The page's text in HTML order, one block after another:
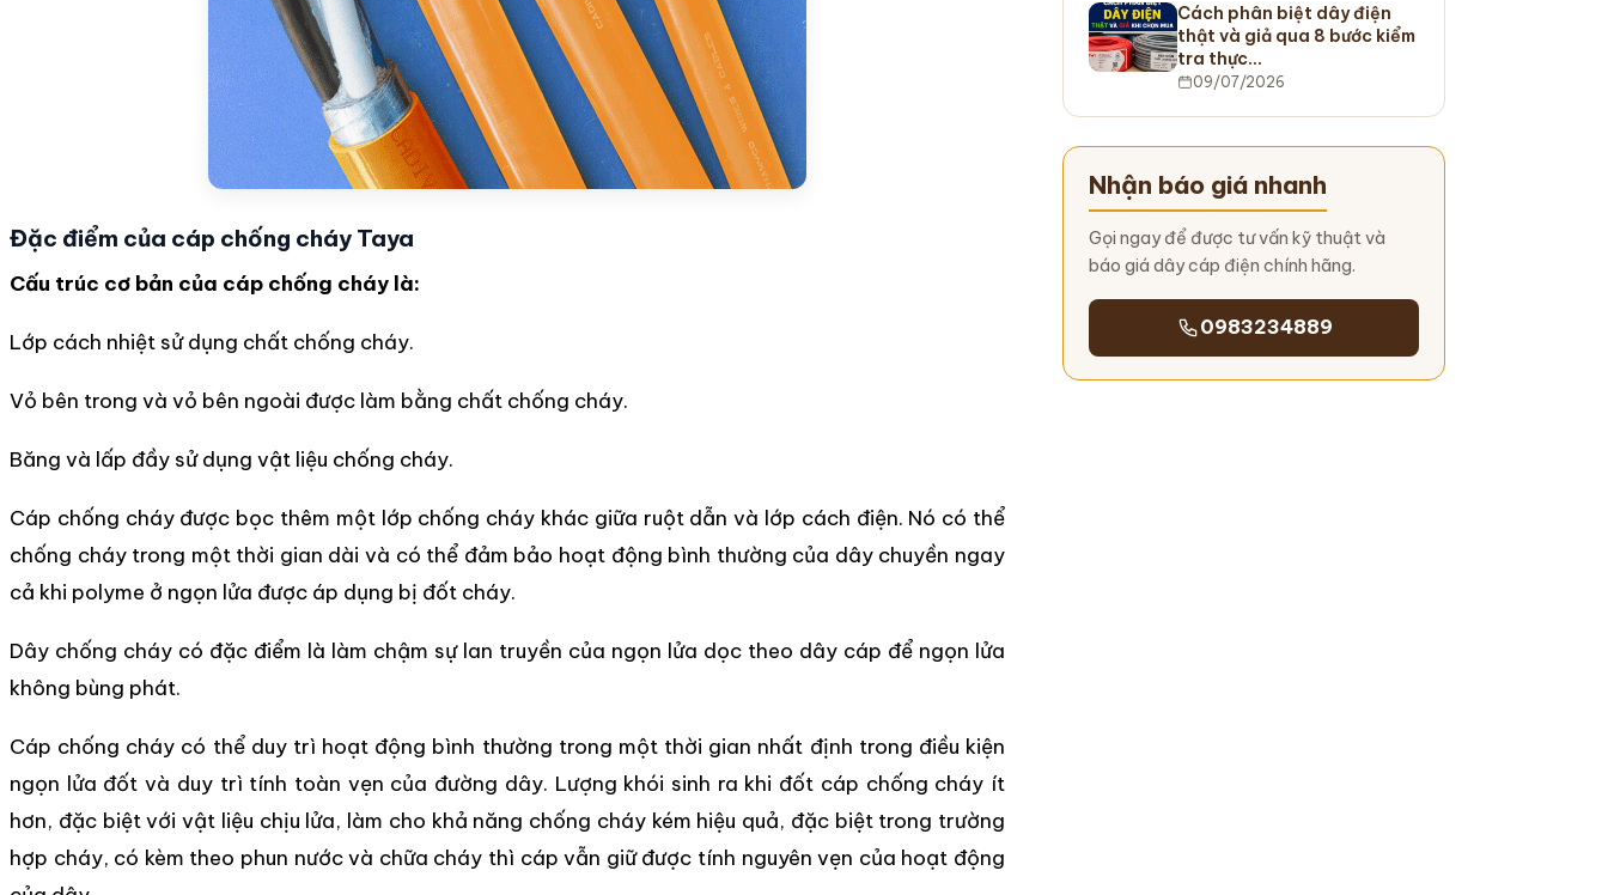
Đặc điểm của cáp chống cháy Taya
Cấu trúc cơ bản của cáp chống cháy là:
Lớp cách nhiệt sử dụng chất chống cháy.
Vỏ bên trong và vỏ bên ngoài được làm bằng chất chống cháy.
Băng và lấp đầy sử dụng vật liệu chống cháy.
Cáp chống cháy được bọc thêm một lớp chống cháy khác giữa ruột dẫn và lớp cách điện. Nó có thể
chống cháy trong một thời gian dài và có thể đảm bảo hoạt động bình thường của dây chuyền ngay
cả khi polyme ở ngọn lửa được áp dụng bị đốt cháy.
Dây chống cháy có đặc điểm là làm chậm sự lan truyền của ngọn lửa dọc theo dây cáp để ngọn lửa
không bùng phát.
Cáp chống cháy có thể duy trì hoạt động bình thường trong một thời gian nhất định trong điều kiện
ngọn lửa đốt và duy trì tính toàn vẹn của đường dây. Lượng khói sinh ra khi đốt cáp chống cháy ít
hơn, đặc biệt với vật liệu chịu lửa, làm cho khả năng chống cháy kém hiệu quả, đặc biệt trong trường
hợp cháy, có kèm theo phun nước và chữa cháy thì cáp vẫn giữ được tính nguyên vẹn của hoạt động
Cách phân biệt dây điện
thật và giả qua 8 bước kiểm
tra thực…
09/07/2026
Nhận báo giá nhanh
Gọi ngay để được tư vấn kỹ thuật và
báo giá dây cáp điện chính hãng.
0983234889